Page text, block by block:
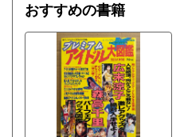
おすすめの書籍